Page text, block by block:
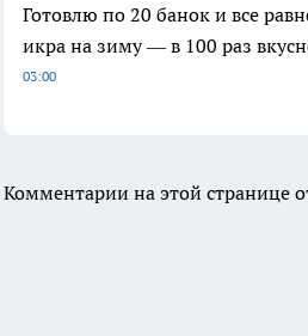
Готовлю по 20 банок и все
икра на зиму — в 100 раз
03:00
Комментарии на этой странице